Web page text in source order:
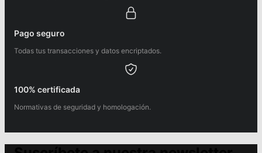
Pago seguro
Todas tus transacciones y datos encriptados.
100% certificada
Normativas de seguridad y homologación.